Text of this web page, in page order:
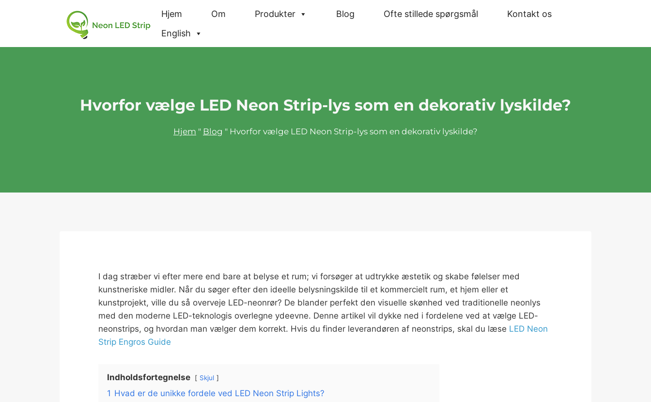
Hjem Om Produkter Blog Ofte stillede spørgsmål
Kontakt os
English
Hvorfor vælge LED Neon Strip-lys som en dekorativ lyskilde?
Hjem " Blog " Hvorfor vælge LED Neon Strip-lys som en dekorativ lyskilde?
I dag stræber vi efter mere end bare at belyse et rum; vi forsøger at udtrykke æstetik og skabe følelser med
kunstneriske midler. Når du søger efter den ideelle belysningskilde til et kommercielt rum, et hjem eller et
kunstprojekt, ville du så overveje LED-neonrør? De blander perfekt den visuelle skønhed ved traditionelle neonlys
med den moderne LED-teknologis overlegne ydeevne. Denne artikel vil dykke ned i fordelene ved at vælge LED-
neonstrips, og hvordan man vælger dem korrekt. Hvis du finder leverandøren af neonstrips, skal du læse LED Neon
Strip Engros Guide
Indholdsfortegnelse Skjul
1 Hvad er de unikke fordele ved LED Neon Strip Lights?